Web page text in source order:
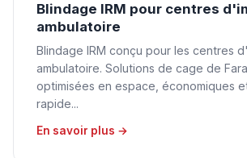
Blindage IRM pour centres
ambulatoire
Blindage IRM conçu pour les centres
ambulatoire. Solutions de cage de
optimisées en espace, économiques
rapide...
En savoir plus →